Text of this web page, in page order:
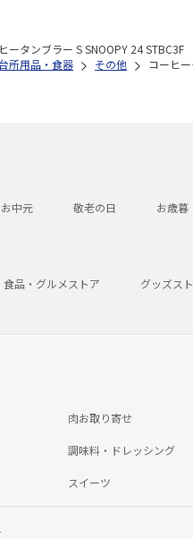
ータンブラー S SNOOPY 24 STBC3F
所用品・食器 その他 コーヒ
お中元 敬老の日 お歳暮
食品・グルメストア グッズス
肉お取り寄せ
調味料・ドレッシング
スイーツ